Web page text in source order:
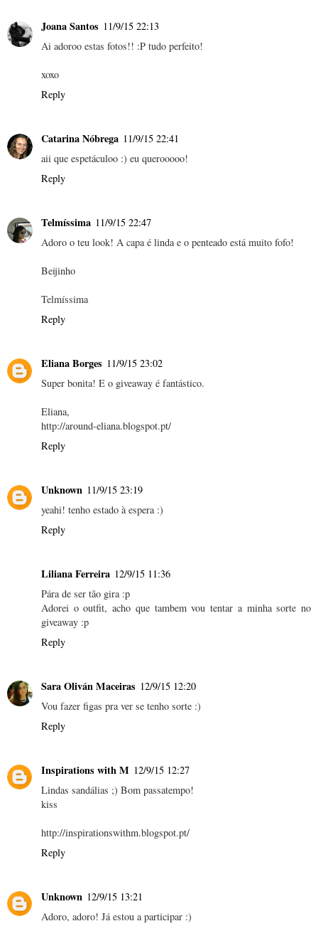
Joana Santos 11/9/15 22:13
Ai adoroo estas fotos!! :P tudo perfeito!
xoxo
Reply
Catarina Nóbrega 11/9/15 22:41
aii que espetáculoo :) eu querooooo!
Reply
Telmíssima 11/9/15 22:47
Adoro o teu look! A capa é linda e o penteado está muito fofo!
Beijinho
Telmíssima
Reply
Eliana Borges 11/9/15 23:02
Super bonita! E o giveaway é fantástico.
Eliana,
http://around-eliana.blogspot.pt/
Reply
Unknown 11/9/15 23:19
yeahi! tenho estado à espera :)
Reply
Liliana Ferreira 12/9/15 11:36
Pára de ser tão gira :p
Adorei o outfit, acho que tambem vou tentar a minha sorte no
giveaway :p
Reply
Sara Oliván Maceiras 12/9/15 12:20
Vou fazer figas pra ver se tenho sorte :)
Reply
Inspirations with M 12/9/15 12:27
Lindas sandálias ;) Bom passatempo!
kiss
http://inspirationswithm.blogspot.pt/
Reply
Unknown 12/9/15 13:21
Adoro, adoro! Já estou a participar :)